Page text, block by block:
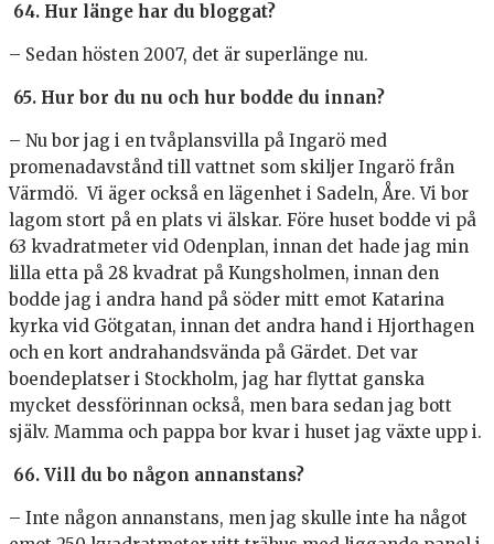
64. Hur länge har du bloggat?
– Sedan hösten 2007, det är superlänge nu.
65. Hur bor du nu och hur bodde du innan?
– Nu bor jag i en tvåplansvilla på Ingarö med
promenadavstånd till vattnet som skiljer Ingarö från
Värmdö. Vi äger också en lägenhet i Sadeln, Åre. Vi bor
lagom stort på en plats vi älskar. Före huset bodde vi på
63 kvadratmeter vid Odenplan, innan det hade jag min
lilla etta på 28 kvadrat på Kungsholmen, innan den
bodde jag i andra hand på söder mitt emot Katarina
kyrka vid Götgatan, innan det andra hand i Hjorthagen
och en kort andrahandsvända på Gärdet. Det var
boendeplatser i Stockholm, jag har flyttat ganska
mycket dessförinnan också, men bara sedan jag bott
själv. Mamma och pappa bor kvar i huset jag växte upp i.
66. Vill du bo någon annanstans?
– Inte någon annanstans, men jag skulle inte ha något